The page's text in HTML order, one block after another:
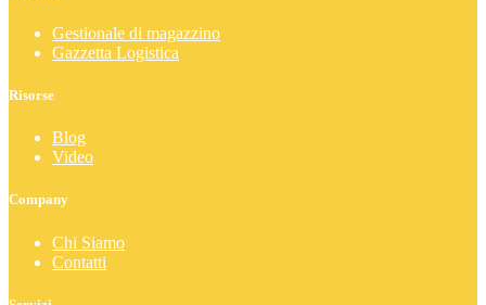
Gestionale di magazzino
Gazzetta Logistica
Risorse
Blog
Video
Company
Chi Siamo
Contatti